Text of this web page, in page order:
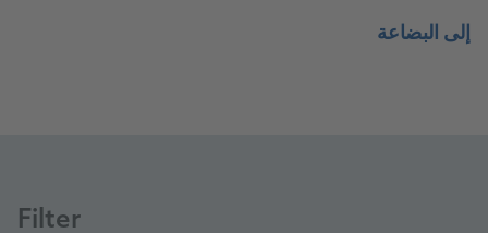
إلى البضاعة
Filter